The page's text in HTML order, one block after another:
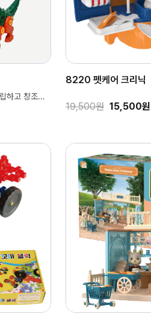
하고 창조...
8220 펫케어 크리닉
19,500원 15,500원